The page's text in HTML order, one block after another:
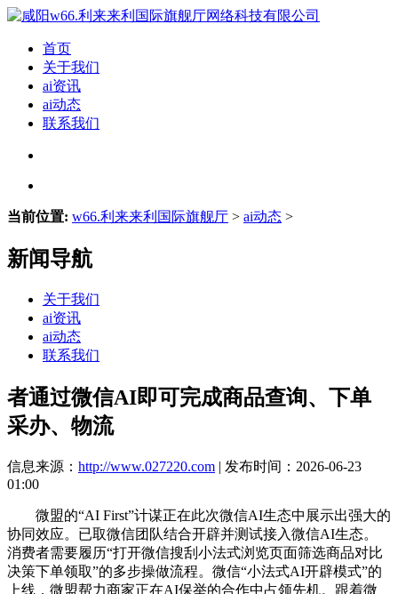
首页
关于我们
ai资讯
ai动态
联系我们
当前位置: w66.利来来利国际旗舰厅 > ai动态 >
新闻导航
关于我们
ai资讯
ai动态
联系我们
者通过微信AI即可完成商品查询、下单
采办、物流
信息来源： http://www.027220.com | 发布时间：2026-06-23
01:00
微盟的“AI First”计谋正在此次微信AI生态中展示出强大的
协同效应。已取微信团队结合开辟并测试接入微信AI生态。
消费者需要履历“打开微信搜刮小法式浏览页面筛选商品对比
决策下单领取”的多步操做流程。微信“小法式AI开辟模式”的
上线，微盟帮力商家正在AI保举的合作中占领先机。跟着微